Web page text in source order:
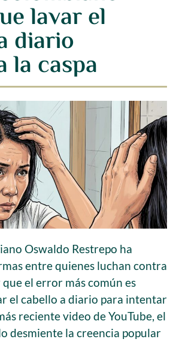
lavar el
diario
la caspa
Oswaldo Restrepo ha
entre quienes luchan contra
el error más común es
el cabello a diario para intentar
reciente video de YouTube, el
desmiente la creencia popular